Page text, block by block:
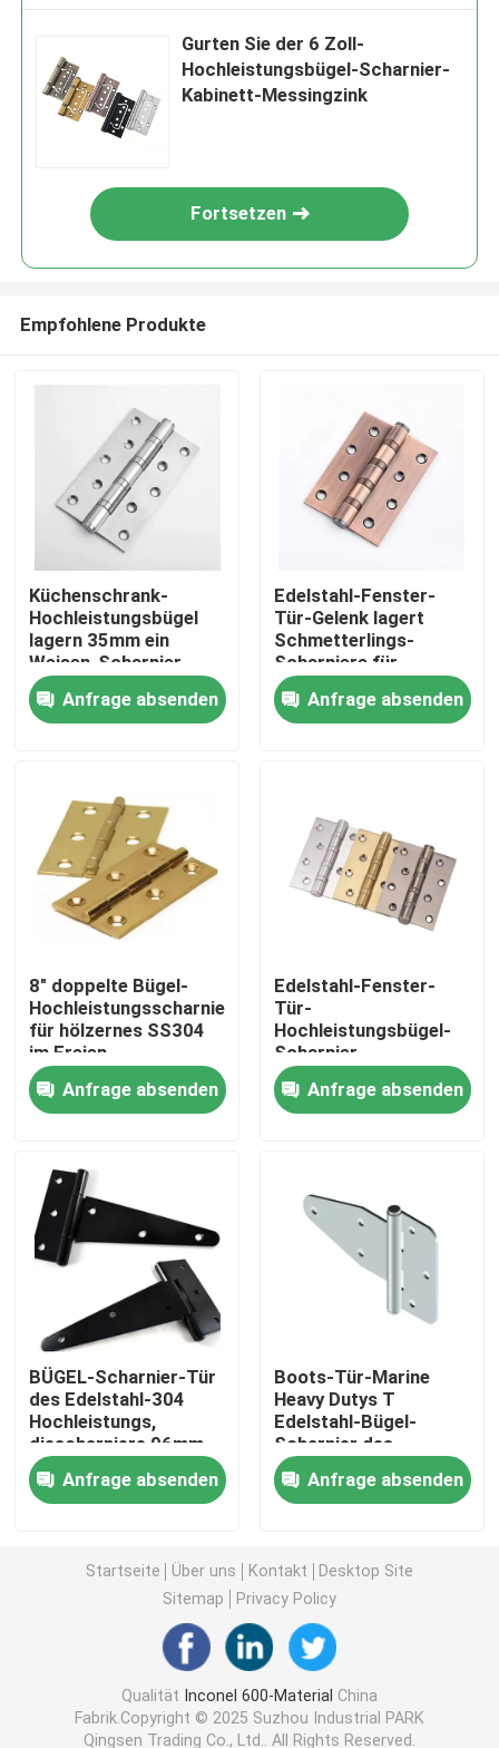
Haus
Produkte
Fabrik-Ausflug
Qualitätskontrolle
Inconel 600-Material
Material Inconel 625
Incoloy 800-Material
Material Inconel 718
Incoloy 800 H
Incoloy 800HT
Hastelloy C 22
Hastelloy B3
Gurten Sie der 6 Zoll-
Hochleistungsbügel-Scharnier-
Kabinett-Messingzink
Fortsetzen
Empfohlene Produkte
Küchenschrank-
Hochleistungsbügel
lagern 35mm ein
Weisen-Scharnier
schwenkbar
Anfrage absenden
Edelstahl-Fenster-
Tür-Gelenk lagert
Schmetterlings-
Scharniere für
Hochleistungsholztüren
schwenkbar
Anfrage absenden
8" doppelte Bügel-
Hochleistungsscharniere
für hölzernes SS304
im Freien
Anfrage absenden
Edelstahl-Fenster-
Tür-
Hochleistungsbügel-
Scharnier
Anfrage absenden
BÜGEL-Scharnier-Tür
des Edelstahl-304
Hochleistungs,
diescharniere 96mm
bis 300mm trägt
Anfrage absenden
Boots-Tür-Marine
Heavy Dutys T
Edelstahl-Bügel-
Scharnier des
Scharnier-Grad-316
mit Befestigern
Anfrage absenden
Startseite Über uns Kontakt
Desktop Site
Sitemap
Privacy Policy
Qualität Inconel 600-Material China
Fabrik.Copyright © 2025 Suzhou Industrial PARK
Qingsen Trading Co., Ltd.. All Rights Reserved.